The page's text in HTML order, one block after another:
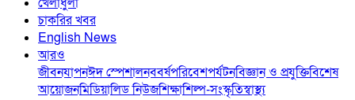
চাকরির খবর
English News
আরও
জীবনযাপনঈদ স্পেশালনববর্ষপরিবেশপর্যটনবিজ্ঞান ও প্রযুক্তিবিশেষ
আয়োজনমিডিয়ালিড নিউজশিক্ষাশিল্প-সংস্কৃতিস্বাস্থ্য